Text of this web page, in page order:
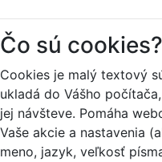
Čo sú cookies?
Cookies je malý textový
ukladá do Vášho
jej návšteve. Pomáha
Vaše akcie a nastavenia
meno, jazyk, veľkosť